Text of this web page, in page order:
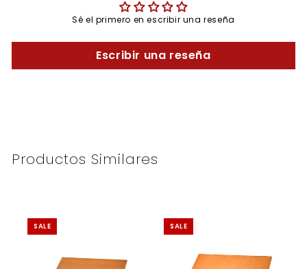
Sé el primero en escribir una reseña
Escribir una reseña
Productos Similares
SALE SALE